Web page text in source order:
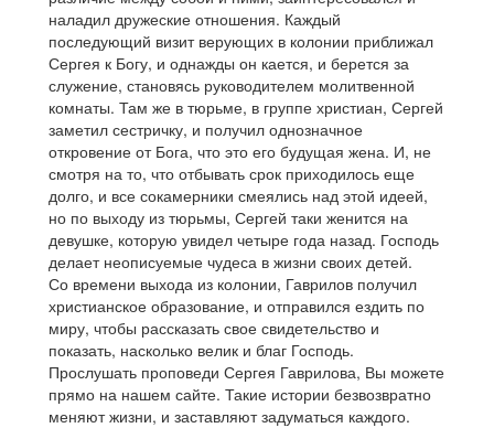
наладил дружеские отношения. Каждый
последующий визит верующих в колонии приближал
Сергея к Богу, и однажды он кается, и берется за
служение, становясь руководителем молитвенной
комнаты. Там же в тюрьме, в группе христиан, Сергей
заметил сестричку, и получил однозначное
откровение от Бога, что это его будущая жена. И, не
смотря на то, что отбывать срок приходилось еще
долго, и все сокамерники смеялись над этой идеей,
но по выходу из тюрьмы, Сергей таки женится на
девушке, которую увидел четыре года назад. Господь
делает неописуемые чудеса в жизни своих детей.
Со времени выхода из колонии, Гаврилов получил
христианское образование, и отправился ездить по
миру, чтобы рассказать свое свидетельство и
показать, насколько велик и благ Господь.
Прослушать проповеди Сергея Гаврилова, Вы можете
прямо на нашем сайте. Такие истории безвозвратно
меняют жизни, и заставляют задуматься каждого.